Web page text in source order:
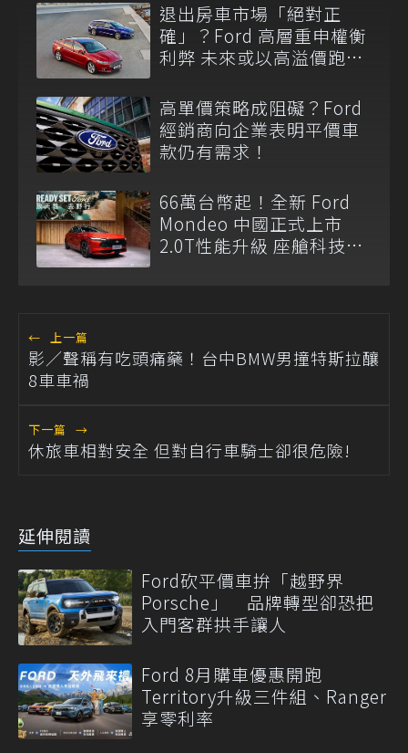
退出房車市場「絕對正
確」？Ford 高層重申權衡
利弊 未來或以高溢價跑房
高單價策略成阻礙？Ford
經銷商向企業表明平價車
款仍有需求！
66萬台幣起！全新 Ford
Mondeo 中國正式上市
2.0T性能升級 座艙科技更
← 上一篇
影／聲稱有吃頭痛藥！台中BMW男撞特斯拉釀
8車車禍
下一篇 →
休旅車相對安全 但對自行車騎士卻很危險!
延伸閱讀
Ford砍平價車拚「越野界
Porsche」 品牌轉型卻恐把
入門客群拱手讓人
Ford 8月購車優惠開跑
Territory升級三件組、Ranger
享零利率